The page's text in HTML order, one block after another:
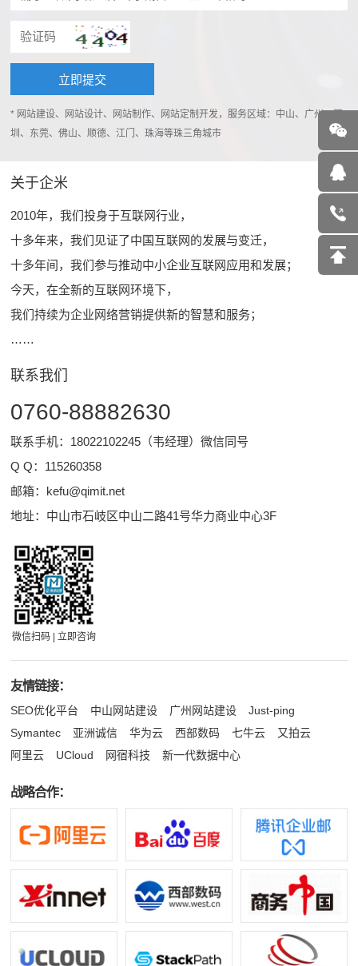
* 网站建设、网站设计、网站制作、网站定制开发，服务区域：中山、广州、深
圳、东莞、佛山、顺德、江门、珠海等珠三角城市
关于企米
2010年，我们投身于互联网行业，
十多年来，我们见证了中国互联网的发展与变迁，
十多年间，我们参与推动中小企业互联网应用和发展；
今天，在全新的互联网环境下，
我们持续为企业网络营销提供新的智慧和服务；
……
联系我们
0760-88882630
联系手机：18022102245（韦经理）微信同号
Q Q： 115260358
邮箱： kefu@qimit.net
地址：中山市石岐区中山二路41号华力商业中心3F
微信扫码 | 立即咨询
友情链接：
SEO优化平台 中山网站建设 广州网站建设
Just-ping
Symantec
亚洲诚信 华为云 西部数码 七牛云
又拍云
阿里云
UCloud 网宿科技 新一代数据中心
战略合作：